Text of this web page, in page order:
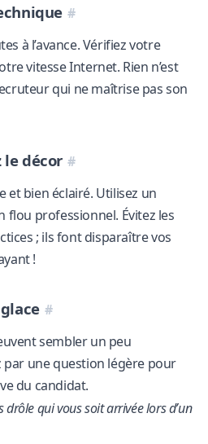
à l’avance. Vérifiez votre
vitesse Internet. Rien n’est
qui ne maîtrise pas son
le décor
et bien éclairé. Utilisez un
professionnel. Évitez les
; ils font disparaître vos
!
sembler un peu
une question légère pour
du candidat.
drôle qui vous soit arrivée lors d’un